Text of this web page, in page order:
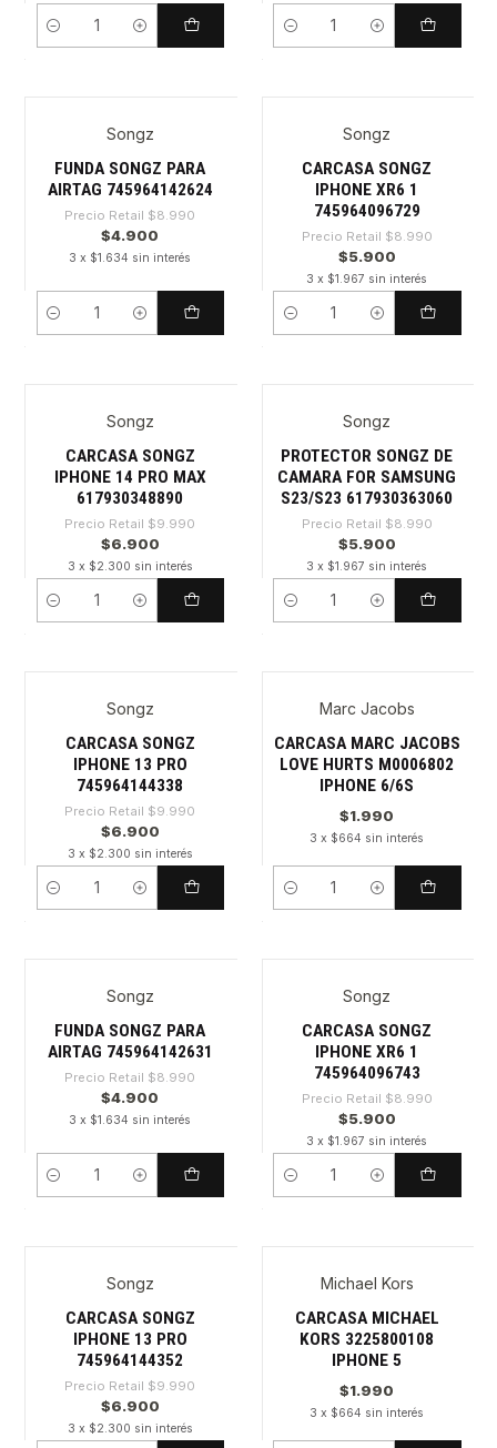
Cantidad Cantidad
Songz
FUNDA SONGZ PARA
AIRTAG 745964142624
Precio Retail $8.990
$4.900
3 x $1.634 sin interés
Cantidad
Songz
CARCASA SONGZ
IPHONE XR6 1
745964096729
Precio Retail $8.990
$5.900
3 x $1.967 sin interés
Cantidad
Songz
CARCASA SONGZ
IPHONE 14 PRO MAX
617930348890
Precio Retail $9.990
$6.900
3 x $2.300 sin interés
Cantidad
Songz
PROTECTOR SONGZ DE
CAMARA FOR SAMSUNG
S23/S23 617930363060
Precio Retail $8.990
$5.900
3 x $1.967 sin interés
Cantidad
Songz
CARCASA SONGZ
IPHONE 13 PRO
745964144338
Precio Retail $9.990
$6.900
3 x $2.300 sin interés
Cantidad
Marc Jacobs
CARCASA MARC JACOBS
LOVE HURTS M0006802
IPHONE 6/6S
$1.990
3 x $664 sin interés
Cantidad
Songz
FUNDA SONGZ PARA
AIRTAG 745964142631
Precio Retail $8.990
$4.900
3 x $1.634 sin interés
Cantidad
Songz
CARCASA SONGZ
IPHONE XR6 1
745964096743
Precio Retail $8.990
$5.900
3 x $1.967 sin interés
Cantidad
Songz
CARCASA SONGZ
IPHONE 13 PRO
745964144352
Precio Retail $9.990
$6.900
3 x $2.300 sin interés
Michael Kors
CARCASA MICHAEL
KORS 3225800108
IPHONE 5
$1.990
3 x $664 sin interés